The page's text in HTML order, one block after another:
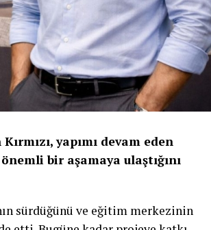
yapımı devam eden
bir aşamaya ulaştığını
sürdüğünü ve eğitim merkezinin